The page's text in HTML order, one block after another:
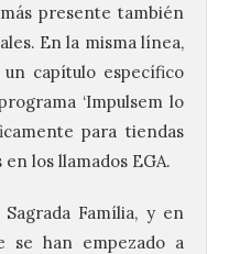
presente también
En la misma línea,
capítulo específico
‘Impulsem lo
para tiendas
los llamados EGA.
Família, y en
se han empezado a